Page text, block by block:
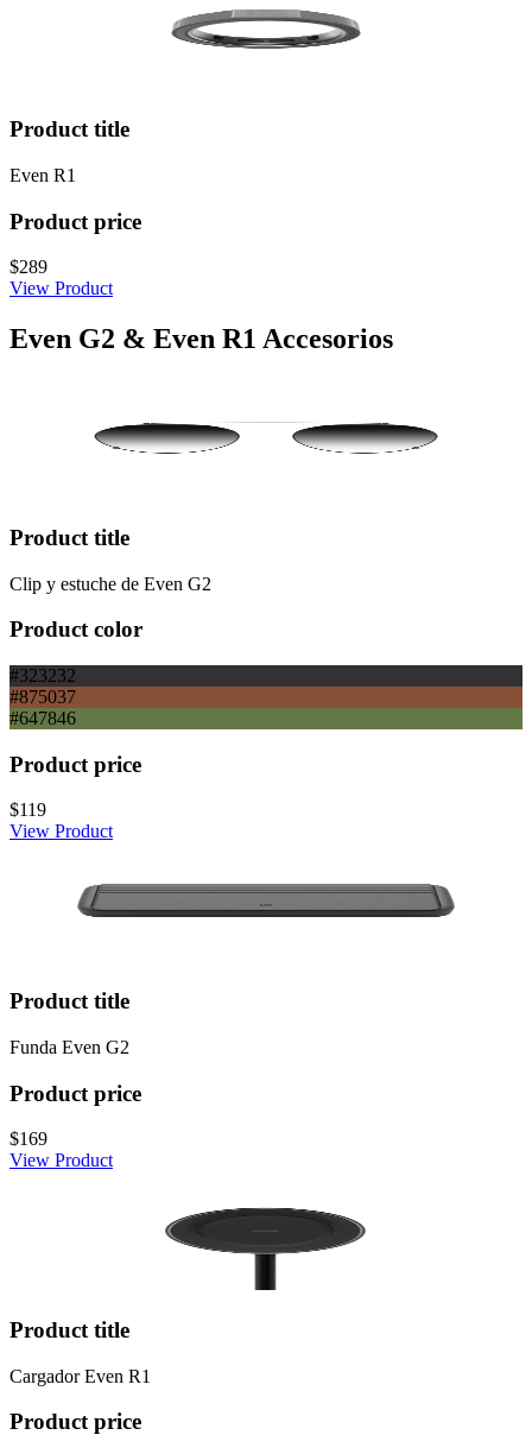
Product title
Even R1
Product price
$289
View Product
Even G2 & Even R1 Accesorios
Product title
Clip y estuche de Even G2
Product color
#323232
#875037
#647846
Product price
$119
View Product
Product title
Funda Even G2
Product price
$169
View Product
Product title
Cargador Even R1
Product price